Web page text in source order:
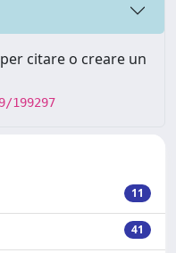
citare o creare un
199297
11
41